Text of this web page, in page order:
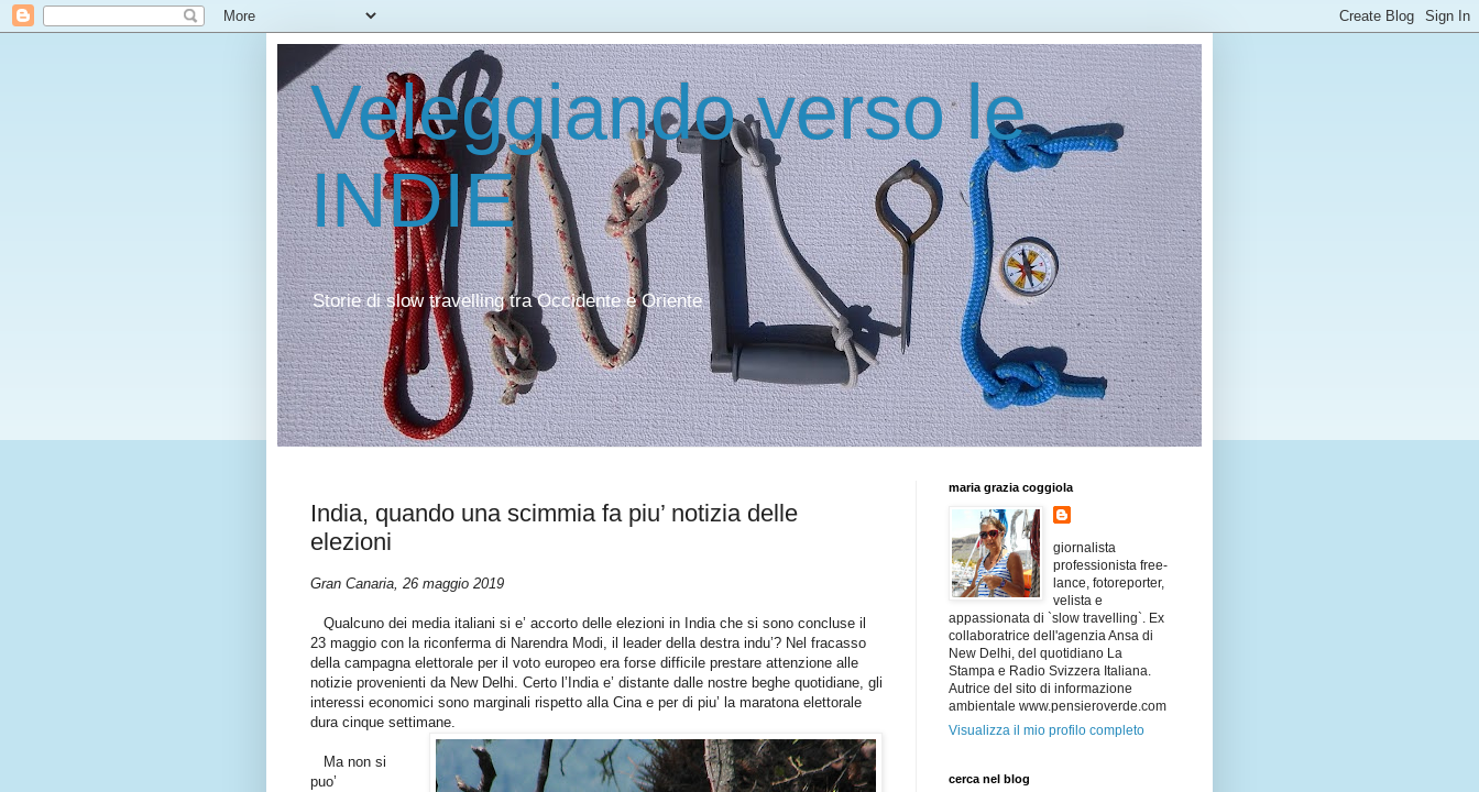
Veleggiando verso le
INDIE
Storie di slow travelling tra Occidente e Oriente
India, quando una scimmia fa piu’ notizia delle
elezioni
Gran Canaria, 26 maggio 2019
Qualcuno dei media italiani si e’ accorto delle elezioni in India che si sono concluse il
23 maggio con la riconferma di Narendra Modi, il leader della destra indu’? Nel fracasso
della campagna elettorale per il voto europeo era forse difficile prestare attenzione alle
notizie provenienti da New Delhi. Certo l’India e’ distante dalle nostre beghe quotidiane, gli
interessi economici sono marginali rispetto alla Cina e per di piu’ la maratona elettorale
dura cinque settimane.
Ma non si
puo’
maria grazia coggiola
giornalista
professionista free-
lance, fotoreporter,
velista e
appassionata di `slow travelling`. Ex
collaboratrice dell'agenzia Ansa di
New Delhi, del quotidiano La
Stampa e Radio Svizzera Italiana.
Autrice del sito di informazione
ambientale www.pensieroverde.com
Visualizza il mio profilo completo
cerca nel blog